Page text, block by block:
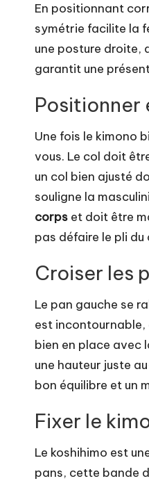
En positionnant
symétrie facilite la
une posture droite,
garantit une
Une fois le kimono
vous. Le col doit
un col bien ajusté
souligne la
corps et doit être
pas défaire le pli du
Croiser les
Le pan gauche se
est incontournable,
bien en place avec
une hauteur juste
bon équilibre et un
Fixer le
Le koshihimo est
pans, cette bande